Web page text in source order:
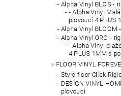
Alpha Vinyl BLOS -
- Alpha Vinyl
plovoucí 4 PLUS
Alpha Vinyl BLOOM
Alpha Vinyl ORO -
- Alpha Vinyl
4 PLUS 1MM s
FLOOR VINYL
Style floor Click
DESIGN VINYL
plovoucí